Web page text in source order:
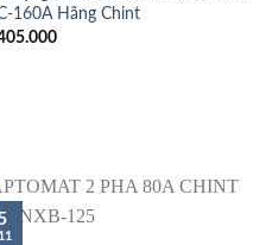
160A Hãng Chint